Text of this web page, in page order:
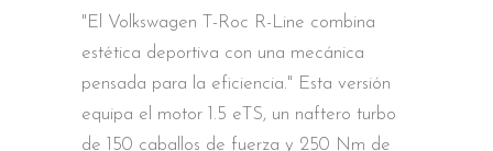
"El Volkswagen T-Roc R-Line combina
estética deportiva con una mecánica
pensada para la eficiencia." Esta versión
equipa el motor 1.5 eTS, un naftero turbo
de 150 caballos de fuerza y 250 Nm de